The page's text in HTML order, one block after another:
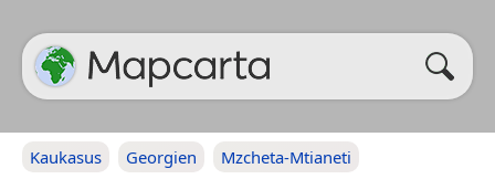
Kaukasus Georgien Mzcheta-Mtianeti